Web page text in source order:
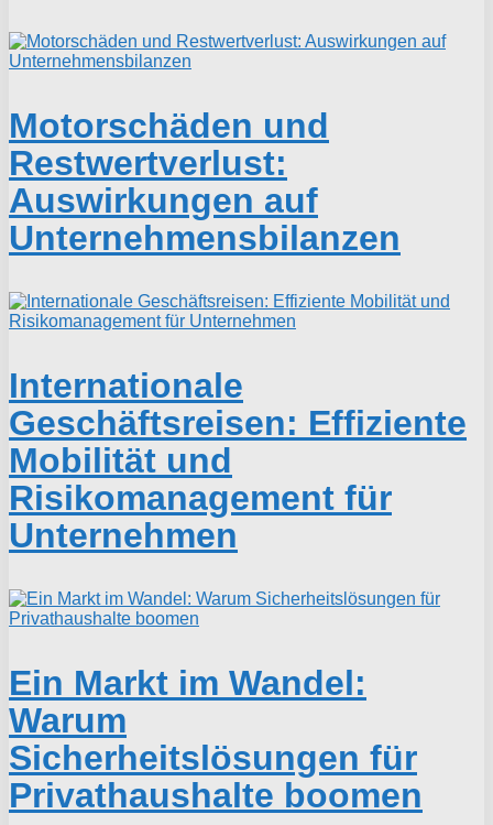
Motorschäden und
Restwertverlust:
Auswirkungen auf
Unternehmensbilanzen
Internationale
Geschäftsreisen: Effiziente
Mobilität und
Risikomanagement für
Unternehmen
Ein Markt im Wandel:
Warum
Sicherheitslösungen für
Privathaushalte boomen